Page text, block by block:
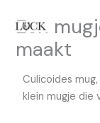
naar
inhoud
Een
maakt
Culicoides
klein mugje die